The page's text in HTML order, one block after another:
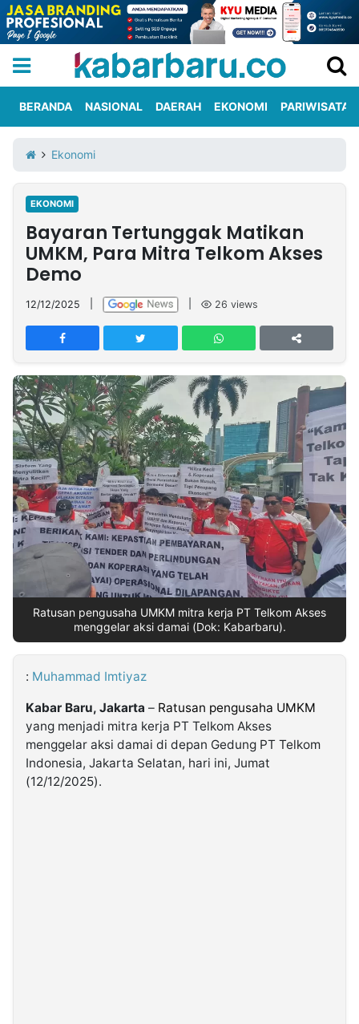
Iklan
Berita
Kami
Nasional
International
Olahraga
Entertainment
Daerah
Pariwisata
Kuliner
Kolom
Network
PT
TREETAN
INDONESIA
Partner
Insight
NTB
Suara
Time
Lens
IDN
Daily
Jogja
Jalan
Rakyat
Idealita
News
Kita
Notice
Dinamikapost.com
Radar
Baru
Seedbacklink
Follow
Kabarbaru
Kabarbaru.co
2026
BERANDA NASIONAL DAERAH EKONOMI PARIWISATA
Ekonomi
EKONOMI
Bayaran Tertunggak Matikan
UMKM, Para Mitra Telkom Akses
Demo
12/12/2025 26 views
Ratusan pengusaha UMKM mitra kerja PT Telkom Akses
menggelar aksi damai (Dok: Kabarbaru).
: Muhammad Imtiyaz
Kabar Baru, Jakarta – Ratusan pengusaha UMKM
yang menjadi mitra kerja PT Telkom Akses
menggelar aksi damai di depan Gedung PT Telkom
Indonesia, Jakarta Selatan, hari ini, Jumat
(12/12/2025).